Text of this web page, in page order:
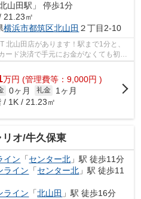
山田駅」 停歩1分
21.23㎡
横浜市都筑区北山田 ２丁目2-10
北山田店があります！駅まで1分と、
ード決済で手元にお金がなくても初期
に...
万円 (管理費等：9,000円 )
0ヶ月 礼金
1ヶ月
/ 1K / 21.23㎡
オ/牛久保東
イン 「センター北 」駅 徒歩11分
ライン 「センター北 」駅 徒歩11
ライン 「北山田 」駅 徒歩16分